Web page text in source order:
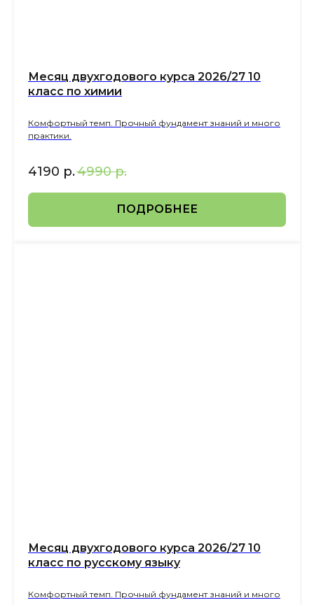
Месяц двухгодового курса 2026/27 10
класс по химии
Комфортный темп. Прочный фундамент знаний и много
практики.
4190 р.4990 р.
ПОДРОБНЕЕ
Месяц двухгодового курса 2026/27 10
класс по русскому языку
Комфортный темп. Прочный фундамент знаний и много